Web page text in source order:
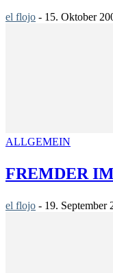
el flojo - 15. Oktober
ALLGEMEIN
FREMDER
el flojo - 19. September